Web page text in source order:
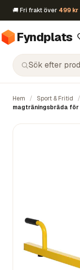
🚚 Fri frakt över 499 kr
Fyndplats
Hem / Sport & Fritid /
magträningsbräda för